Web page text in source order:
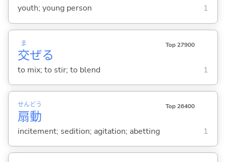
youth; young person 1
交
ま
ぜる
Top 27900
to mix; to stir; to blend 1
扇
せん
動
どう Top 26400
incitement; sedition; agitation; abetting 1